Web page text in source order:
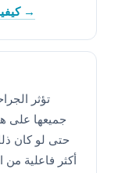
كيفية التعامل مع القلق من الفحوصات →
تؤثر
جميعها على
حتى لو كان
أكثر فاعلية من